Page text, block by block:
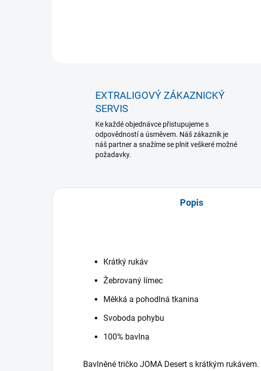
EXTRALIGOVÝ ZÁKAZNICKÝ
SERVIS
Ke každé objednávce přistupujeme s
odpovědností a úsměvem. Náš zákazník je
náš partner a snažíme se plnit veškeré možné
požadavky.
Popis
Krátký rukáv
Žebrovaný límec
Měkká a pohodlná tkanina
Svoboda pohybu
100% bavlna
Bavlněné tričko JOMA Desert s krátkým rukávem.